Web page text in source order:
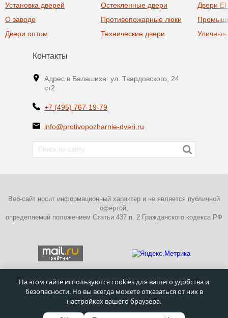
Установка дверей
О заводе
Двери оптом
Остекленные двери
Противопожарные люки
Технические двери
Двери
Уличные
Контакты
Адрес в Балашихе: ул. Твардовского, 24
ст2
+7 (495) 767-19-79
info@protivopozharnie-dveri.ru
Веб-сайт носит информационный характер и не является публичной
офертой,
определяемой положением Статьи 437 п. 2 Гражданского кодекса РФ
ПОЛИТИКА КОНФИДЕНЦИАЛЬНОСТИ
Московский завод металлических дверей–Противопожарные
двери1995 - 2026г.
На этом сайте используются cookies для вашего удобства и
безопасности. Но вы всегда можете отказаться от них в
настройках вашего браузера.